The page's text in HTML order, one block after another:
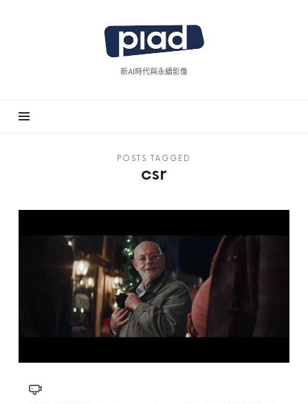
piad
拍
新AI時代與永續影像
POSTS TAGGED
csr